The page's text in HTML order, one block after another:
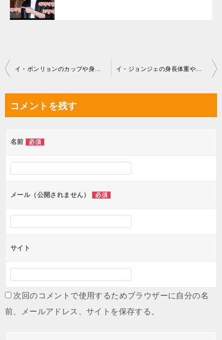
投
ビ
ー
シ
ョ
ン
イ・ボンリョンのカップや身長体重について！結婚や熱愛説は？ イ・ジョンジェの身長体重やプロフィールは？熱愛彼女や結婚の噂！
コメントを残す
名前 必須
メール（公開されません） 必須
サイト
次回のコメントで使用するためブラウザーに自分の名
前、メールアドレス、サイトを保存する。